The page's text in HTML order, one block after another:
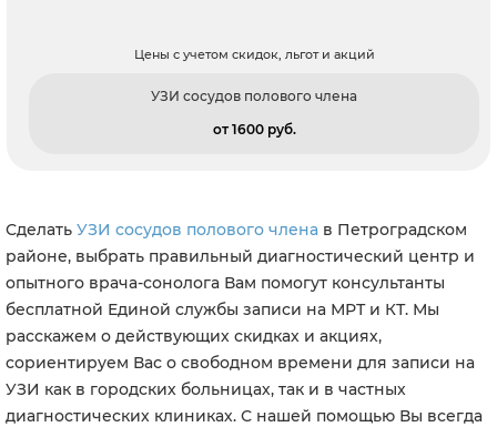
Цены с учетом скидок, льгот и акций
УЗИ сосудов полового члена
от 1600 pуб.
Сделать УЗИ сосудов полового члена в Петроградском
районе, выбрать правильный диагностический центр и
опытного врача-сонолога Вам помогут консультанты
бесплатной Единой службы записи на МРТ и КТ. Мы
расскажем о действующих скидках и акциях,
сориентируем Вас о свободном времени для записи на
УЗИ как в городских больницах, так и в частных
диагностических клиниках. С нашей помощью Вы всегда